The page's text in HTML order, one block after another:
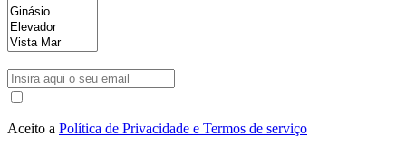
Aceito a Política de Privacidade e Termos de serviço